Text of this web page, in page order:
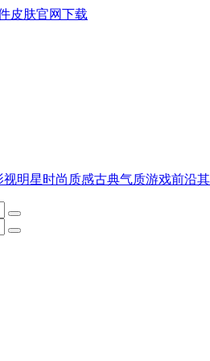
视明星时尚质感古典气质游戏前沿